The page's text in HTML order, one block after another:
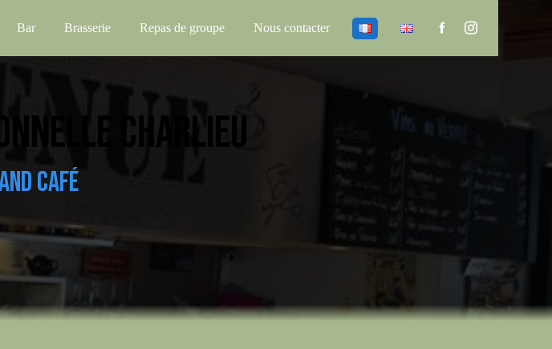
Bar Brasserie Repas de groupe Nous contacter
CHARLIEU
CAFÉ